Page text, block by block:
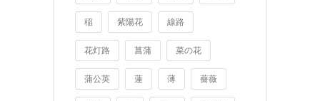
稲 紫陽花 線路
花灯路 菖蒲 菜の花
蒲公英 蓮 薄 薔薇